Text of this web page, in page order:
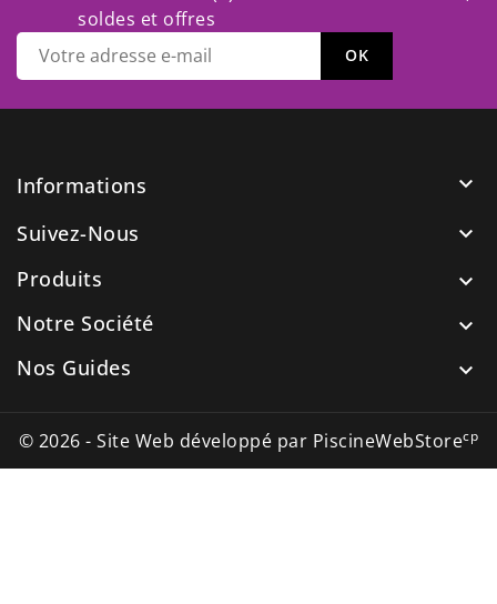
soldes et offres
Informations

Suivez-Nous

Produits

Notre Société

Nos Guides

© 2026 - Site Web développé par PiscineWebStorecp